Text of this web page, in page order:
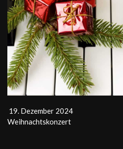
19. Dezember 2024
Weihnachtskonzert